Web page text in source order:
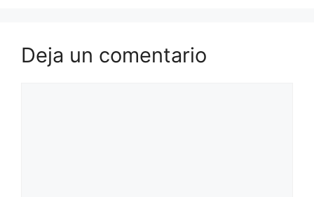
Deja un comentario